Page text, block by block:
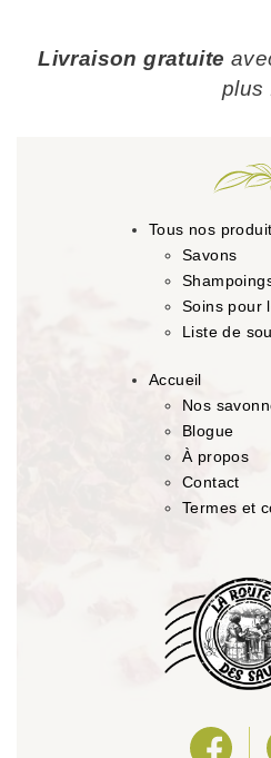
Livraison gratuite
plus
Tous nos
Savons
Soins pour
Liste de
Accueil
Nos
Blogue
À propos
Contact
Termes et